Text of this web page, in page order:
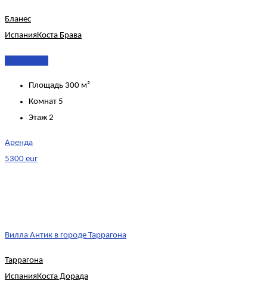
Бланес
ИспанияКоста Брава
Площадь 300 м²
Комнат 5
Этаж 2
Аренда
5300 eur
Вилла Антик в городе Таррагона
Таррагона
ИспанияКоста Дорада